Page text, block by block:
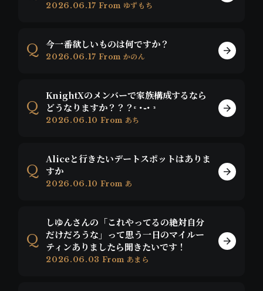
2026.06.17 From ゆずもち
今一番欲しいものは何ですか？
2026.06.17 From かのん
KnightXのメンバーで家族構成するなら
どうなりますか？？？ᵋ ･֊･ ᵌ
2026.06.10 From あち
Aliceと行きたいデートスポットはありま
すか
2026.06.10 From あ
しゆんさんの「これやってるの絶対自分
だけだろうな」って思う一日のマイルー
ティンありましたら聞きたいです！
2026.06.03 From あまら